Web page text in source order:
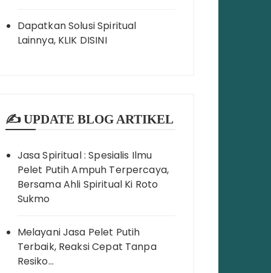
Dapatkan Solusi Spiritual
Lainnya, KLIK DISINI
✍️ UPDATE BLOG ARTIKEL
Jasa Spiritual : Spesialis Ilmu
Pelet Putih Ampuh Terpercaya,
Bersama Ahli Spiritual Ki Roto
Sukmo
Melayani Jasa Pelet Putih
Terbaik, Reaksi Cepat Tanpa
Resiko…